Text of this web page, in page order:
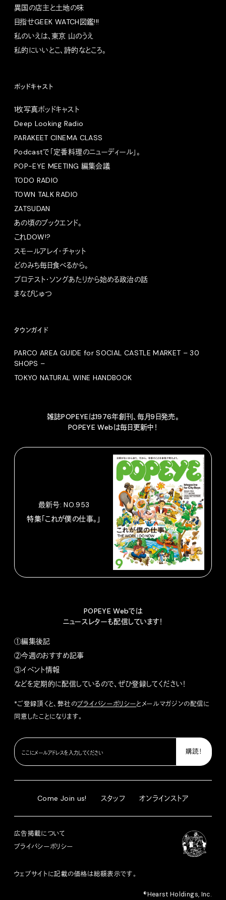
異国の店主と土地の味
目指せGEEK WATCH図鑑!!!
私のいえは、東京 山のうえ
私的にいいとこ、詩的なところ。
ポッドキャスト
1枚写真ポッドキャスト
Deep Looking Radio
PARAKEET CINEMA CLASS
Podcastで「定番料理のニューディール」。
POP-EYE MEETING 編集会議
TODO RADIO
TOWN TALK RADIO
ZATSUDAN
あの頃のブックエンド。
これDOW!?
スモールアレイ・チャット
どのみち毎日食べるから。
プロテスト・ソングあたりから始める政治の話
まなびじゅつ
タウンガイド
PARCO AREA GUIDE for SOCIAL CASTLE MARKET – 30
SHOPS –
TOKYO NATURAL WINE HANDBOOK
雑誌POPEYEは1976年創刊、毎月9日発売。
POPEYE Webは毎日更新中！
最新号: NO.953
特集「これが僕の仕事。」
POPEYE Webでは
ニュースレターも配信しています！
①編集後記
②今週のおすすめ記事
③イベント情報
などを定期的に配信しているので、ぜひ登録してください！
*ご登録頂くと、弊社のプライバシーポリシーとメールマガジンの配信に
同意したことになります。
Come Join us! スタッフ オンラインストア
広告掲載について
プライバシーポリシー
ウェブサイトに記載の価格は総額表示です。
®︎Hearst Holdings, Inc.